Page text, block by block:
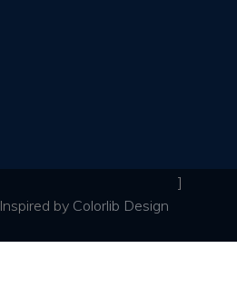
Inspired by Colorlib Design
]